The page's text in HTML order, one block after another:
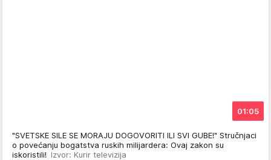
01:05
"SVETSKE SILE SE MORAJU DOGOVORITI ILI SVI GUBE!" Stručnjaci
o povećanju bogatstva ruskih milijardera: Ovaj zakon su
iskoristili! Izvor: Kurir televizija